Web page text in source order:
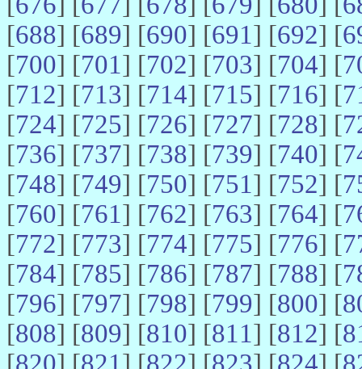
[688] [689] [690] [691] [692] [
[700] [701] [702] [703] [704] [
[712] [713] [714] [715] [716] [
[724] [725] [726] [727] [728] [
[736] [737] [738] [739] [740] [
[748] [749] [750] [751] [752] [
[760] [761] [762] [763] [764] [
[772] [773] [774] [775] [776] [
[784] [785] [786] [787] [788] [
[796] [797] [798] [799] [800] [
[808] [809] [810] [811] [812] [